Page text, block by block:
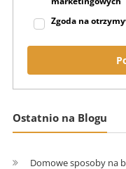
Zgoda na
Ostatnio na Blogu
Domowe sposoby na